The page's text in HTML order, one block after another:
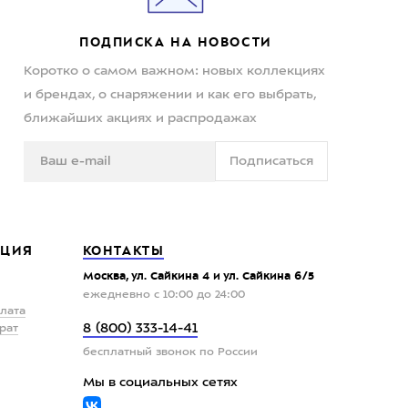
ПОДПИСКА НА НОВОСТИ
Коротко о самом важном: новых коллекциях
и брендах, о снаряжении и как его выбрать,
ближайших акциях и распродажах
Подписаться
КОНТАКТЫ
Москва, ул. Сайкина 4 и ул. Сайкина 6/5
ежедневно с 10:00 до 24:00
8 (800) 333-14-41
бесплатный звонок по России
Мы в социальных сетях